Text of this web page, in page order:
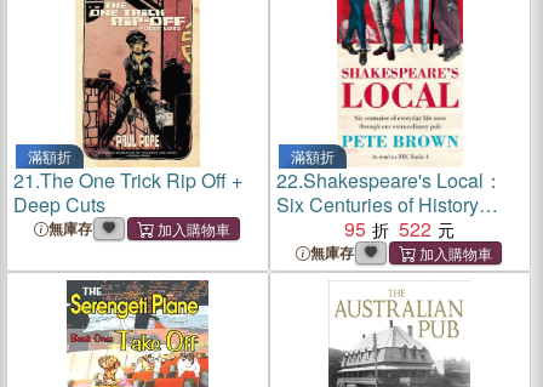
滿額折
21.The One Trick Rip Off +
Deep Cuts
無庫存
滿額折
22.Shakespeare's Local：
Six Centuries of History
Seen Through One
Extraordinary Pub
95 522
無庫存